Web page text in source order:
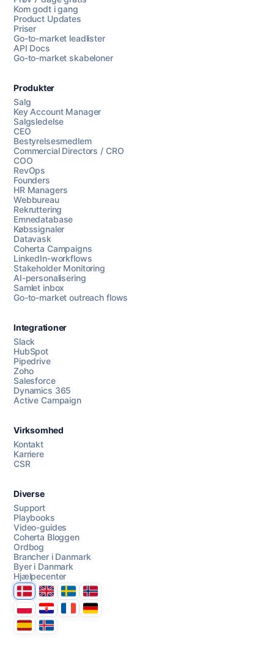
Chat med os
AI Campaign Assist
Kom godt i gang
Product Updates
Priser
Go-to-market leadlister
API Docs
Go-to-market skabeloner
Produkter
Salg
Key Account Manager
Salgsledelse
CEO
Bestyrelsesmedlem
Commercial Directors / CRO
COO
RevOps
Founders
HR Managers
Webbureau
Rekruttering
Emnedatabase
Købssignaler
Datavask
Coherta Campaigns
LinkedIn-workflows
Stakeholder Monitoring
AI-personalisering
Samlet inbox
Go-to-market outreach flows
Integrationer
Slack
HubSpot
Pipedrive
Zoho
Salesforce
Dynamics 365
Active Campaign
Virksomhed
Kontakt
Karriere
CSR
Diverse
Support
Playbooks
Video-guides
Coherta Bloggen
Ordbog
Brancher i Danmark
Byer i Danmark
Hjælpecenter
DanmarkUnited Kingdom
SverigeNorge
PolskaHrvatskaFranceDeutschland
EspanaÍsland